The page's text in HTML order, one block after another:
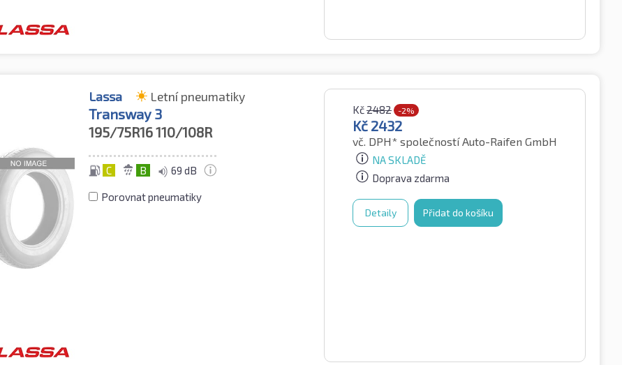
Lassa Letní pneumatiky
Transway 3
195/75R16110/108R
C B 69 dB
Porovnat pneumatiky
Kč2482 -2%
Kč 2432
vč. DPH* společností Auto-Raifen GmbH
NA SKLADĚ
Doprava zdarma
Detaily Přidat do košíku